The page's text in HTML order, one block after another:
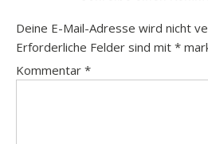
Deine E-Mail-Adresse wird nicht
Erforderliche Felder sind mit *
Kommentar *